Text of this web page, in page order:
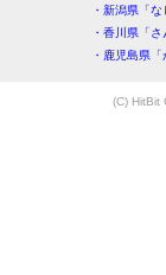
・新潟県「
・香川県「
・鹿児島県
(C) HitBit